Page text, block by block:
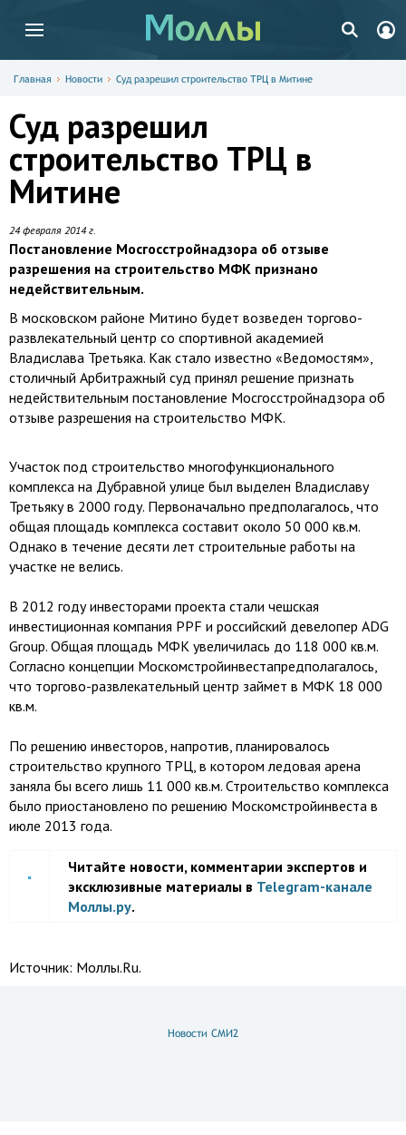
Главная Новости Суд разрешил строительство ТРЦ в Митине
Суд разрешил
строительство ТРЦ в
Митине
24 февраля 2014 г.
Постановление Мосгосстройнадзора об отзыве
разрешения на строительство МФК признано
недействительным.
В московском районе Митино будет возведен торгово-
развлекательный центр со спортивной академией
Владислава Третьяка. Как стало известно «Ведомостям»,
столичный Арбитражный суд принял решение признать
недействительным постановление Мосгосстройнадзора об
отзыве разрешения на строительство МФК.
Участок под строительство многофункционального
комплекса на Дубравной улице был выделен Владиславу
Третьяку в 2000 году. Первоначально предполагалось, что
общая площадь комплекса составит около 50 000 кв.м.
Однако в течение десяти лет строительные работы на
участке не велись.
В 2012 году инвесторами проекта стали чешская
инвестиционная компания PPF и российский девелопер ADG
Group. Общая площадь МФК увеличилась до 118 000 кв.м.
Согласно концепции Москомстройинвестапредполагалось,
что торгово-развлекательный центр займет в МФК 18 000
кв.м.
По решению инвесторов, напротив, планировалось
строительство крупного ТРЦ, в котором ледовая арена
заняла бы всего лишь 11 000 кв.м. Строительство комплекса
было приостановлено по решению Москомстройинвеста в
июле 2013 года.
Читайте новости, комментарии экспертов и
эксклюзивные материалы в Telegram-канале
Моллы.ру.
Источник: Моллы.Ru.
Новости СМИ2